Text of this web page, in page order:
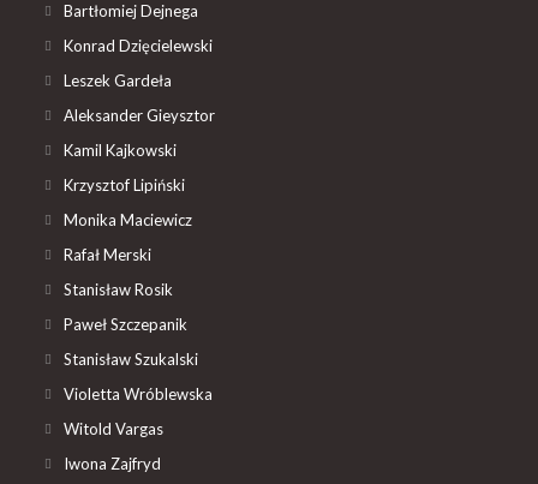
Bartłomiej Dejnega
Konrad Dzięcielewski
Leszek Gardeła
Aleksander Gieysztor
Kamil Kajkowski
Krzysztof Lipiński
Monika Maciewicz
Rafał Merski
Stanisław Rosik
Paweł Szczepanik
Stanisław Szukalski
Violetta Wróblewska
Witold Vargas
Iwona Zajfryd